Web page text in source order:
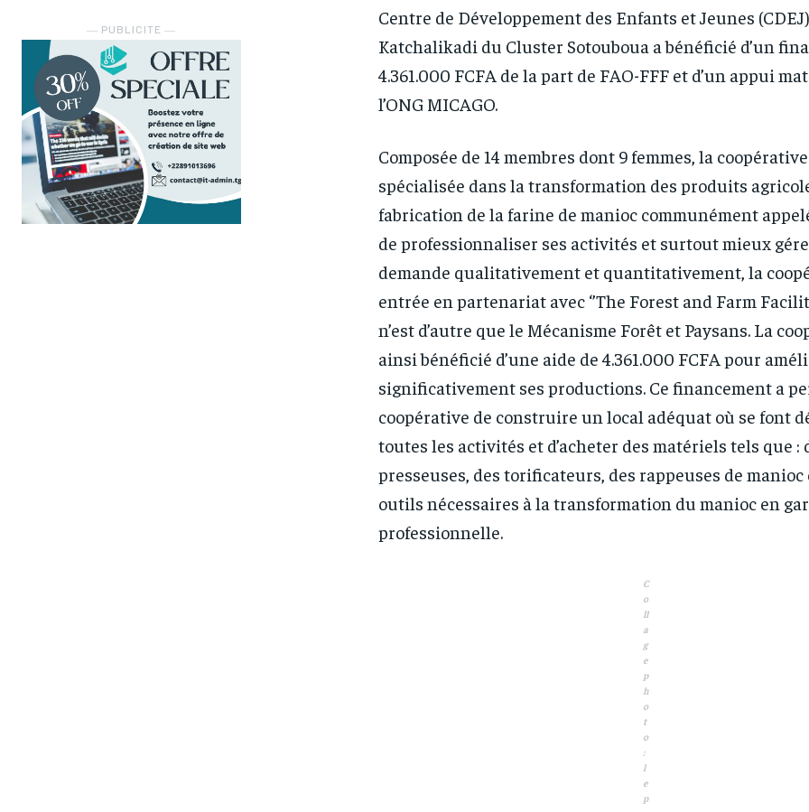
RECOMMENDED
RECOMMENDED
― PUBLICITE ―
Centre de Développement des Enfants et Jeunes
Katchalikadi du Cluster Sotouboua a bénéficié d’un
4.361.000 FCFA de la part de FAO-FFF et d’un appui
l’ONG MICAGO.
Composée de 14 membres dont 9 femmes, la
spécialisée dans la transformation des produits
fabrication de la farine de manioc communément
de professionnaliser ses activités et surtout mieux
demande qualitativement et quantitativement, la
entrée en partenariat avec ‘’The Forest and Farm
n’est d’autre que le Mécanisme Forêt et Paysans. La
ainsi bénéficié d’une aide de 4.361.000 FCFA pour
significativement ses productions. Ce financement a
coopérative de construire un local adéquat où se font
toutes les activités et d’acheter des matériels tels que :
presseuses, des torificateurs, des rappeuses de manioc
outils nécessaires à la transformation du manioc en
professionnelle.
C
o
ll
a
g
e
p
h
o
t
o
:
l
e
p